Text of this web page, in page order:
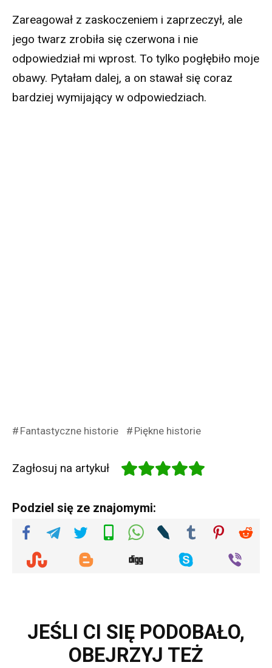
Zareagował z zaskoczeniem i zaprzeczył, ale
jego twarz zrobiła się czerwona i nie
odpowiedział mi wprost. To tylko pogłębiło moje
obawy. Pytałam dalej, a on stawał się coraz
bardziej wymijający w odpowiedziach.
Fantastyczne historie Piękne historie
Zagłosuj na artykuł
Podziel się ze znajomymi:
JEŚLI CI SIĘ PODOBAŁO,
OBEJRZYJ TEŻ